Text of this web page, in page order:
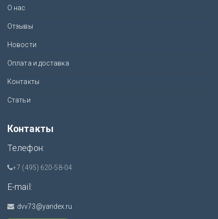
О нас
Отзывы
Новости
Оплата и доставка
Контакты
Статьи
Контакты
Телефон:
+7 (495) 620-58-04
E-mail:
dvv73@yandex.ru